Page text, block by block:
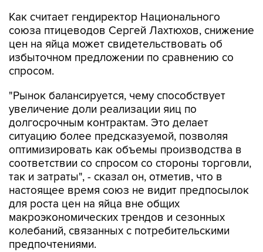
Как считает гендиректор Национального
союза птицеводов Сергей Лахтюхов, снижение
цен на яйца может свидетельствовать об
избыточном предложении по сравнению со
спросом.
"Рынок балансируется, чему способствует
увеличение доли реализации яиц по
долгосрочным контрактам. Это делает
ситуацию более предсказуемой, позволяя
оптимизировать как объемы производства в
соответствии со спросом со стороны торговли,
так и затраты", - сказал он, отметив, что в
настоящее время союз не видит предпосылок
для роста цен на яйца вне общих
макроэкономических трендов и сезонных
колебаний, связанных с потребительскими
предпочтениями.